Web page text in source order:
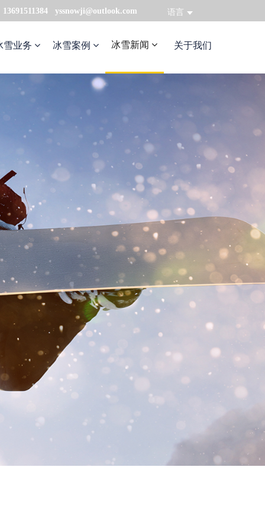
13691511384 yssnowji@outlook.com 语言
雪业务 冰雪案例 冰雪新闻 关于我们